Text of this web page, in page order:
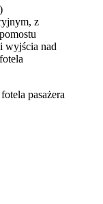
pasażera